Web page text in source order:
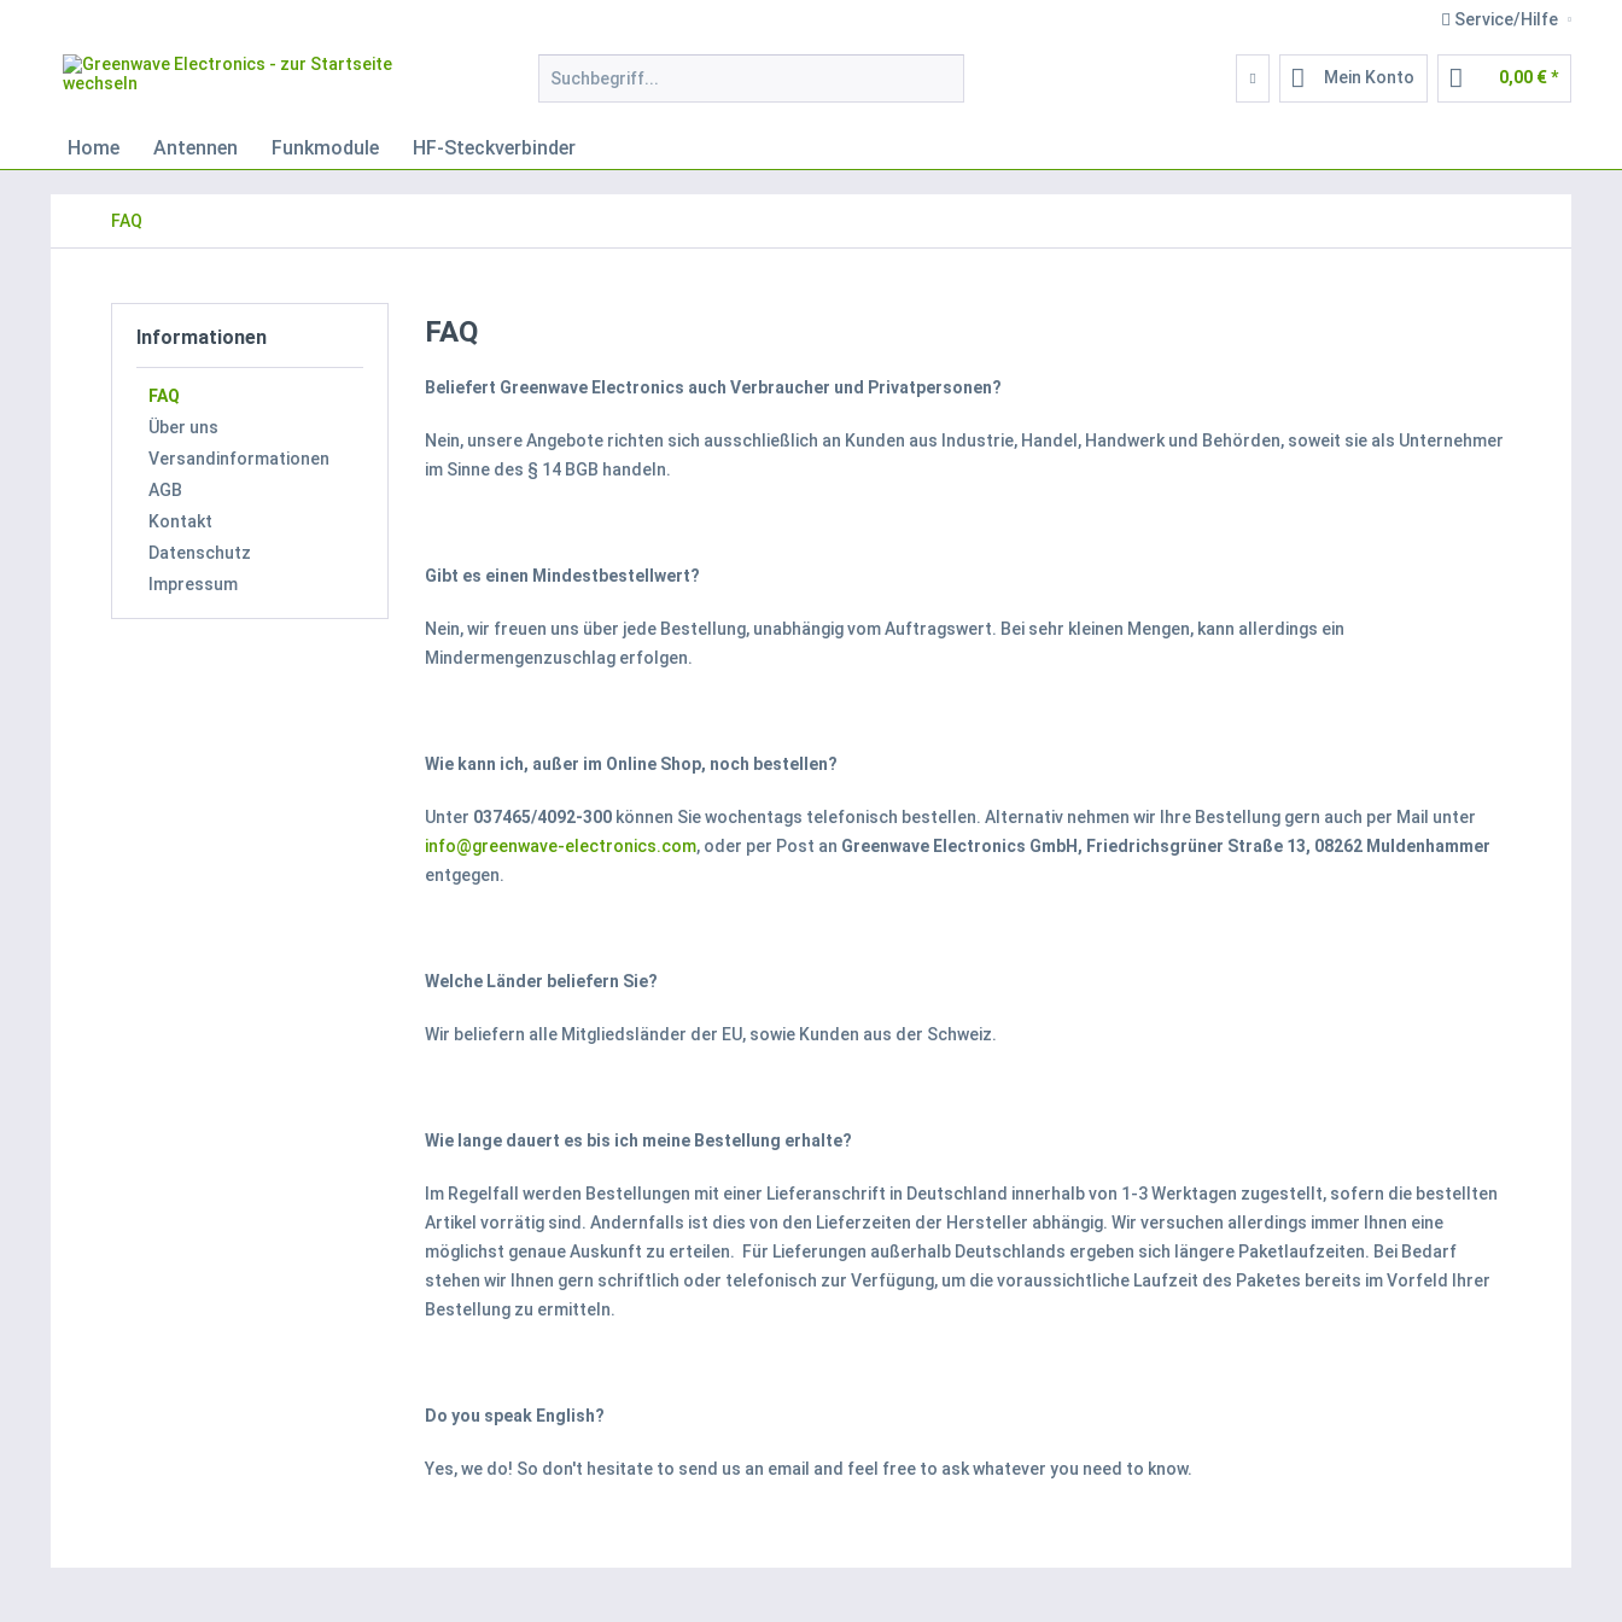
Service/Hilfe
Mein Konto 0,00 € *
Home Antennen Funkmodule HF-Steckverbinder
FAQ
Informationen
FAQ
Über uns
Versandinformationen
AGB
Kontakt
Datenschutz
Impressum
FAQ
Beliefert Greenwave Electronics auch Verbraucher und Privatpersonen?
Nein, unsere Angebote richten sich ausschließlich an Kunden aus Industrie, Handel, Handwerk und Behörden, soweit sie als Unternehmer
im Sinne des § 14 BGB handeln.
Gibt es einen Mindestbestellwert?
Nein, wir freuen uns über jede Bestellung, unabhängig vom Auftragswert. Bei sehr kleinen Mengen, kann allerdings ein
Mindermengenzuschlag erfolgen.
Wie kann ich, außer im Online Shop, noch bestellen?
Unter 037465/4092-300 können Sie wochentags telefonisch bestellen. Alternativ nehmen wir Ihre Bestellung gern auch per Mail unter
info@greenwave-electronics.com, oder per Post an Greenwave Electronics GmbH, Friedrichsgrüner Straße 13, 08262 Muldenhammer
entgegen.
Welche Länder beliefern Sie?
Wir beliefern alle Mitgliedsländer der EU, sowie Kunden aus der Schweiz.
Wie lange dauert es bis ich meine Bestellung erhalte?
Im Regelfall werden Bestellungen mit einer Lieferanschrift in Deutschland innerhalb von 1-3 Werktagen zugestellt, sofern die bestellten
Artikel vorrätig sind. Andernfalls ist dies von den Lieferzeiten der Hersteller abhängig. Wir versuchen allerdings immer Ihnen eine
möglichst genaue Auskunft zu erteilen. Für Lieferungen außerhalb Deutschlands ergeben sich längere Paketlaufzeiten. Bei Bedarf
stehen wir Ihnen gern schriftlich oder telefonisch zur Verfügung, um die voraussichtliche Laufzeit des Paketes bereits im Vorfeld Ihrer
Bestellung zu ermitteln.
Do you speak English?
Yes, we do! So don't hesitate to send us an email and feel free to ask whatever you need to know.